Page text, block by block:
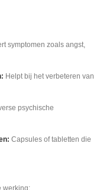
symptomen zoals angst,
Helpt bij het verbeteren van
psychische
Capsules of tabletten die
werking: